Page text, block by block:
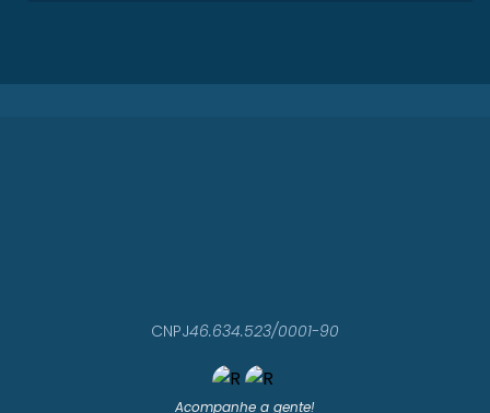
Acompanhe a gente!
CNPJ46.634.523/0001-90